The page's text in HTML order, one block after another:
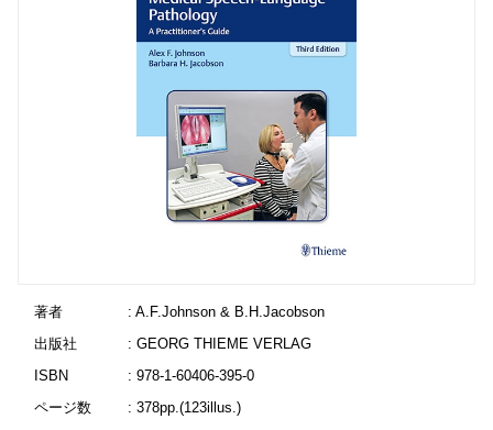
著者
: A.F.Johnson & B.H.Jacobson
出版社
: GEORG THIEME VERLAG
ISBN
: 978-1-60406-395-0
ページ数
: 378pp.(123illus.)